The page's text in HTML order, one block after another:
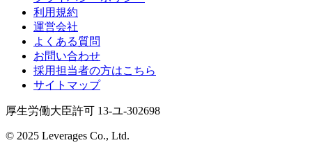
利用規約
運営会社
よくある質問
お問い合わせ
採用担当者の方はこちら
サイトマップ
厚生労働大臣許可 13-ユ-302698
© 2025 Leverages Co., Ltd.